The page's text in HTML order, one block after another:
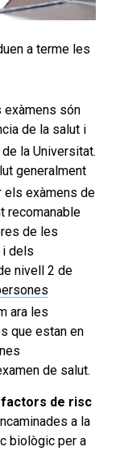
a terme les
exàmens són
de la salut i
de la Universitat.
generalment
els exàmens de
recomanable
de les
i dels
nivell 2 de
ara les
que estan en
de salut.
factors de risc
a la
biològic per a